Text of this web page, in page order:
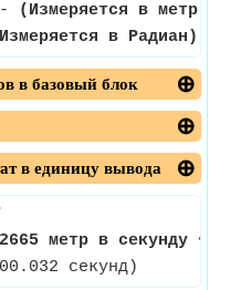
(Измеряется в метр /
в Радиан)
в базовый блок
в единицу вывода
метр в секунду
секунд)